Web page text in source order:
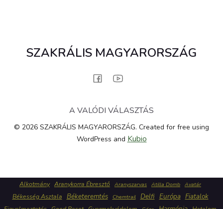
SZAKRÁLIS MAGYARORSZÁG
A VALÓDI VÁLASZTÁS
© 2026 SZAKRÁLIS MAGYARORSZÁG. Created for free using
WordPress and Kubio
Alkotmány Aranykorra Ébresztő Aranyszarvas Atilla Domb Avatár
Békesség Asztala Béketeremtés Chemtrail Delfi Európa Fiatalok